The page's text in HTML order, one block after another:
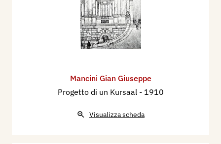
Mancini Gian Giuseppe
Progetto di un Kursaal - 1910
Visualizza scheda